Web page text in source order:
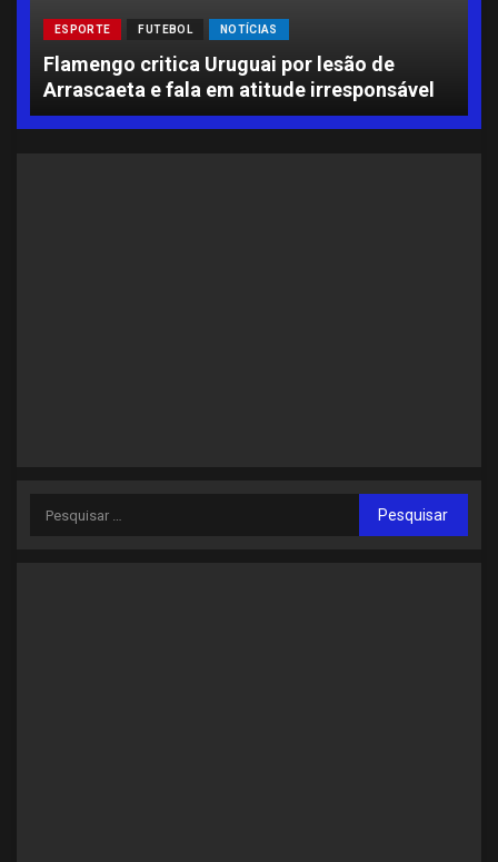
ESPORTE FUTEBOL NOTÍCIAS
Flamengo critica Uruguai por lesão de
Arrascaeta e fala em atitude irresponsável